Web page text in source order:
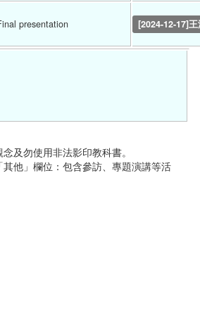
presentation [2024-12-17]
及勿使用非法影印教科書。
他」欄位：包含參訪、專題演講等活